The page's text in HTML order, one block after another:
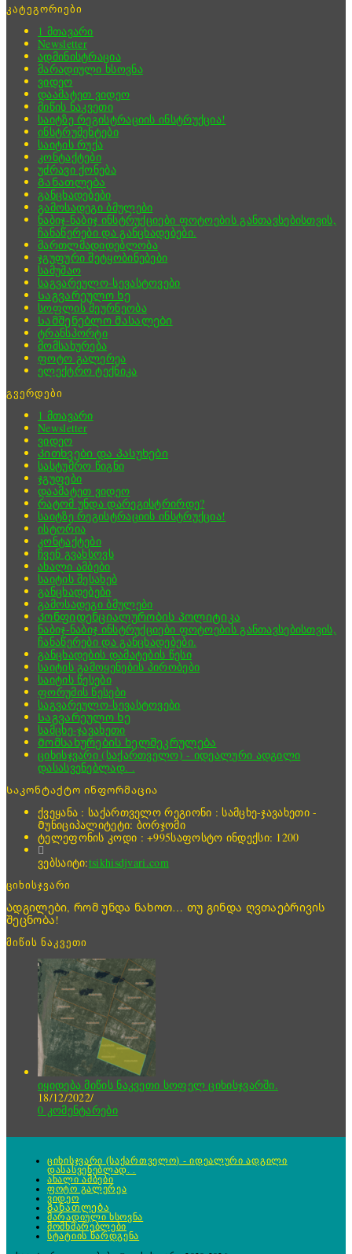
კატეგორიები
1 მთავარი
Newsletter
ადმინისტრაცია
მარადიული ხსოვნა
ვიდეო
დაამატეთ ვიდეო
მიწის ნაკვეთი
საიტზე რეგისტრაციის ინსტრუქცია!
ინსტრუმენტები
საიტის რუქა
კონტაქტები
უძრავი ქონება
Განათლება
განცხადებები
გამოსადეგი ბმულები
ნაბიჯ-ნაბიჯ ინსტრუქციები ფოტოების განთავსებისთვის,
ჩანაწერები და განცხადებები.
მართლმადიდებლობა
ჯგუფური შეტყობინებები
სამუშაო
საგვარეულო-სევასტოვები
Საგვარეულო ხე
სოფლის მეურნეობა
Სამშენებლო მასალები
ტრანსპორტი
მომსახურება
ფოტო გალერეა
ელექტრო ტექნიკა
გვერდები
1 მთავარი
Newsletter
ვიდეო
Კითხვები და პასუხები
სასტუმრო წიგნი
ჯგუფები
დაამატეთ ვიდეო
რატომ უნდა დარეგისტრირდე?
საიტზე რეგისტრაციის ინსტრუქცია!
ისტორია
კონტაქტები
ჩვენ გვახსოვს
ახალი ამბები
საიტის შესახებ
განცხადებები
გამოსადეგი ბმულები
Კონფიდენციალურობის პოლიტიკა
ნაბიჯ-ნაბიჯ ინსტრუქციები ფოტოების განთავსებისთვის,
ჩანაწერები და განცხადებები.
განცხადების დამატების წესი
საიტის გამოყენების პირობები
საიტის წესები
ფორუმის წესები
საგვარეულო-სევასტოვები
Საგვარეულო ხე
სამცხე-ჯავახეთი
Მომსახურების ხელშეკრულება
ციხისჯვარი (საქართველო) - იდეალური ადგილი
დასასვენებლად. .
Საკონტაქტო ინფორმაცია
ქვეყანა : საქართველორეგიონი : სამცხე-ჯავახეთი -
Მუნიციპალიტეტი: ბორჯომი
ტელეფონის კოდი : +995საფოსტო ინდექსი: 1200
ვებსაიტი:tsikhisdjvari.com
ციხისჯვარი
Ადგილები, რომ უნდა ნახოთ… თუ გინდა ღვთაებრივის
შეცნობა!
მიწის ნაკვეთი
იყიდება მიწის ნაკვეთი სოფელ ციხისჯვარში.
18/12/2022/
0 კომენტარები
ციხისჯვარი (საქართველო) - იდეალური ადგილი
დასასვენებლად. .
ახალი ამბები
ფოტო გალერეა
ვიდეო
Განათლება
მარადიული ხსოვნა
მომხმარებლები
სტატიის წარდგენა